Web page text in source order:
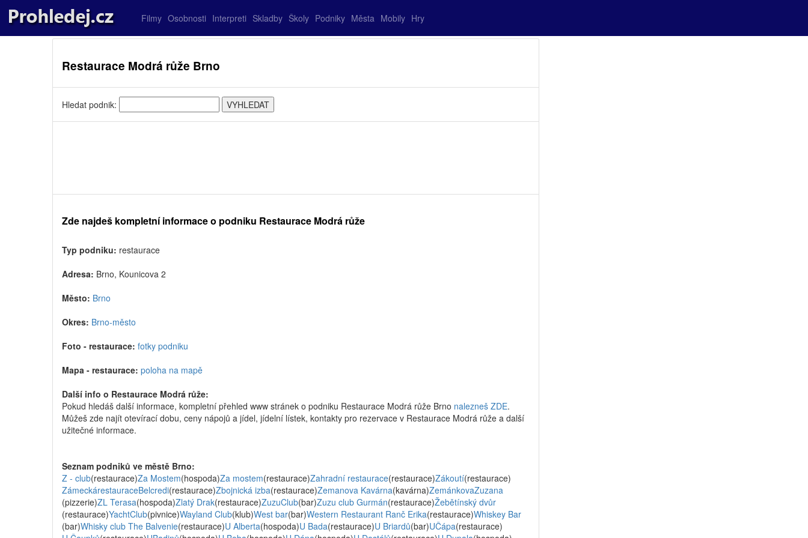
Filmy Osobnosti Interpreti Skladby Školy Podniky Města Mobily Hry
Restaurace Modrá růže Brno
Hledat podnik:
Zde najdeš kompletní informace o podniku Restaurace Modrá růže
Typ podniku: restaurace
Adresa: Brno, Kounicova 2
Město: Brno
Okres: Brno-město
Foto - restaurace: fotky podniku
Mapa - restaurace: poloha na mapě
Další info o Restaurace Modrá růže:
Pokud hledáš další informace, kompletní přehled www stránek o podniku Restaurace Modrá růže Brno nalezneš ZDE.
Můžeš zde najít otevírací dobu, ceny nápojů a jídel, jídelní lístek, kontakty pro rezervace v Restaurace Modrá růže a další
užitečné informace.
Seznam podniků ve městě Brno:
Z - club(restaurace)Za Mostem(hospoda)Za mostem(restaurace)Zahradní restaurace(restaurace)Zákoutí(restaurace)
ZámeckárestauraceBelcredi(restaurace)Zbojnická izba(restaurace)Zemanova Kavárna(kavárna)ZemánkovaZuzana
(pizzerie)ZL Terasa(hospoda)Zlatý Drak(restaurace)ZuzuClub(bar)Zuzu club Gurmán(restaurace)Žebětínský dvůr
(restaurace)YachtClub(pivnice)Wayland Club(klub)West bar(bar)Western Restaurant Ranč Erika(restaurace)Whiskey Bar
(bar)Whisky club The Balvenie(restaurace)U Alberta(hospoda)U Bada(restaurace)U Briardů(bar)UČápa(restaurace)